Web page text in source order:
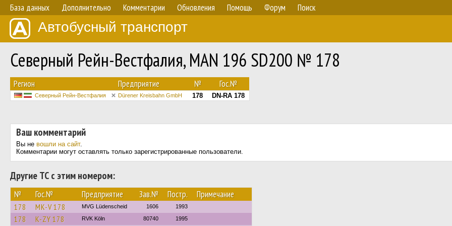
База данных Дополнительно Комментарии Обновления Помощь Форум Поиск
Автобусный транспорт
Северный Рейн-Вестфалия, MAN 196 SD200 № 178
Регион Предприятие № Гос.№
Северный Рейн-Вестфалия Dürener Kreisbahn GmbH 178 DN-RA 178
Ваш комментарий
Вы не вошли на сайт.
Комментарии могут оставлять только зарегистрированные пользователи.
Другие ТС с этим номером:
№ Гос.№ Предприятие Зав.№ Постр. Примечание
178 MK-V 178 MVG Lüdenscheid 1606 1993
178 K-ZY 178 RVK Köln 80740 1995